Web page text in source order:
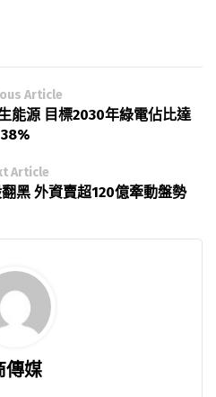
Article
能源 目標2030年綠電佔比達
38%
Article
黑 外資賣超120億牽動盤勢
傳媒